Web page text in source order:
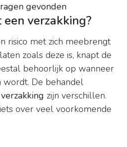
gevonden
verzakking?
risico met zich meebrengt
zoals deze is, knapt de
behoorlijk op wanneer
wordt. De behandel
verzakking zijn verschillen.
over veel voorkomende